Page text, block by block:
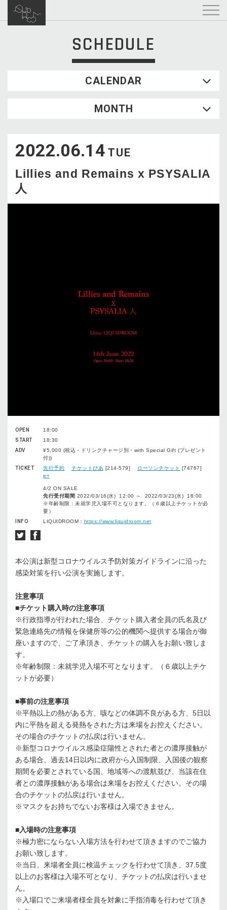
SCHEDULE
CALENDAR
WED
2
3 4 5
16
17 18 19 20 21
22
23
30
31
MONTH
2022.06.14 TUE
Lillies and Remains x PSYSALIA
人
OPEN
18:00
START
18:30
ADV
¥5,000 (税込・ドリンクチャージ別・with Special Gift (プレゼント
付))
TICKET
先行予約 チケットぴあ [214-579] ローソンチケット [74767]
e+
4/2 ON SALE
先行受付期間 2022/03/16(水) 12:00 ～ 2022/03/23(水) 18:00
※年齢制限：未就学児入場不可となります。（６歳以上チケットが必
要）
INFO
LIQUIDROOM： https://www.liquidroom.net
本公演は新型コロナウイルス予防対策ガイドラインに沿った
感染対策を行い公演を実施します。
注意事項
■チケット購入時の注意事項
※行政指導が行われた場合、チケット購入者全員の氏名及び
緊急連絡先の情報を保健所等の公的機関へ提供する場合が御
座いますので、ご了承頂き、チケットの購入をお願い致しま
す。
※年齢制限：未就学児入場不可となります。（６歳以上チケ
ットが必要）
■事前の注意事項
※平熱以上の熱がある方、咳などの体調不良がある方、5日以
内に平熱を超える発熱をされた方は来場をお控えください。
その場合のチケットの払戻は行いません。
※新型コロナウイルス感染症陽性とされた者との濃厚接触が
ある場合、過去14日以内に政府から入国制限、入国後の観察
期間を必要とされている国、地域等への渡航並び、当該在住
者との濃厚接触がある場合は来場をお控えください。その場
合のチケットの払戻は行いません。
※マスクをお持ちでないお客様は入場できません。
■入場時の注意事項
※極力密にならない入場方法を行わせて頂きますのでご協力
お願い致します。
※当日、来場者全員に検温チェックを行わせて頂き、37.5度
以上のお客様は入場不可となり、チケットの払戻は行いませ
ん。
※入場口でご来場者様全員を対象に手指消毒を行わせて頂き